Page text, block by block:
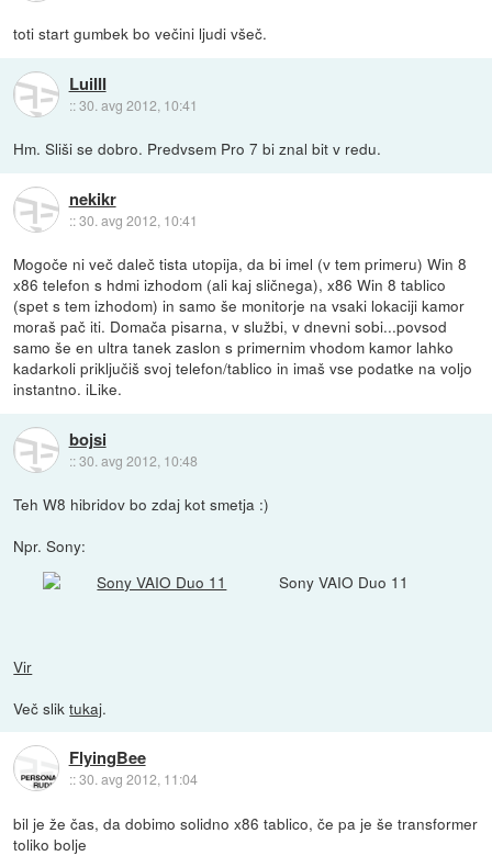
toti start gumbek bo večini ljudi všeč.
LuiIII
::30. avg 2012, 10:41
Hm. Sliši se dobro. Predvsem Pro 7 bi znal bit v redu.
nekikr
::30. avg 2012, 10:41
Mogoče ni več daleč tista utopija, da bi imel (v tem primeru) Win 8
x86 telefon s hdmi izhodom (ali kaj sličnega), x86 Win 8 tablico
(spet s tem izhodom) in samo še monitorje na vsaki lokaciji kamor
moraš pač iti. Domača pisarna, v službi, v dnevni sobi...povsod
samo še en ultra tanek zaslon s primernim vhodom kamor lahko
kadarkoli priključiš svoj telefon/tablico in imaš vse podatke na voljo
instantno. iLike.
bojsi
::30. avg 2012, 10:48
Teh W8 hibridov bo zdaj kot smetja :)
Npr. Sony:
Sony VAIO Duo 11
Vir
Več sliktukaj.
FlyingBee
::30. avg 2012, 11:04
bil je že čas, da dobimo solidno x86 tablico, če pa je še transformer
toliko bolje